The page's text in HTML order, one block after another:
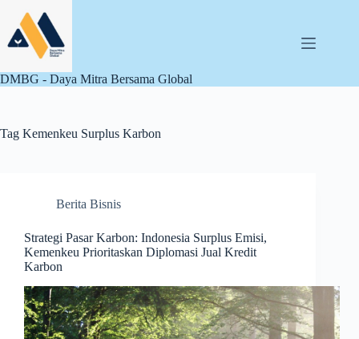
content
DMBG - Daya Mitra Bersama Global
Tag Kemenkeu Surplus Karbon
Berita Bisnis
Strategi Pasar Karbon: Indonesia Surplus Emisi,
Kemenkeu Prioritaskan Diplomasi Jual Kredit
Karbon